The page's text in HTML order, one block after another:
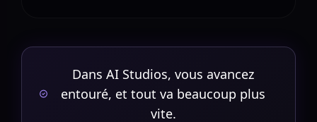
Dans AI Studios, vous avancez
entouré, et tout va beaucoup plus
vite.